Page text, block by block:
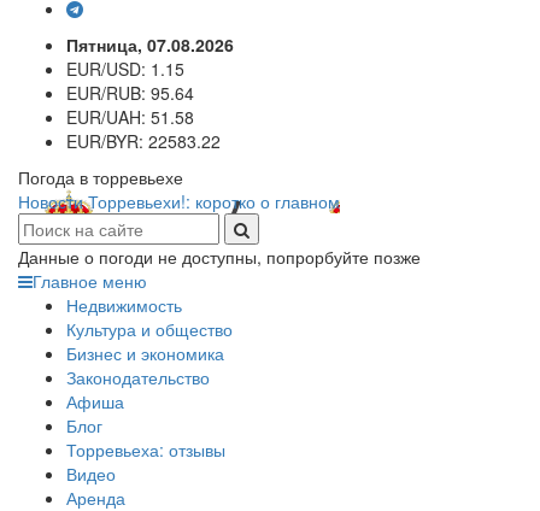
Пятница, 07.08.2026
EUR/USD: 1.15
EUR/RUB: 95.64
EUR/UAH: 51.58
EUR/BYR: 22583.22
Погода в торревьехе
Новости Торревьехи!: коротко о главном
Данные о погоди не доступны, попрорбуйте позже
Главное меню
Недвижимость
Культура и общество
Бизнес и экономика
Законодательство
Афиша
Блог
Торревьеха: отзывы
Видео
Аренда